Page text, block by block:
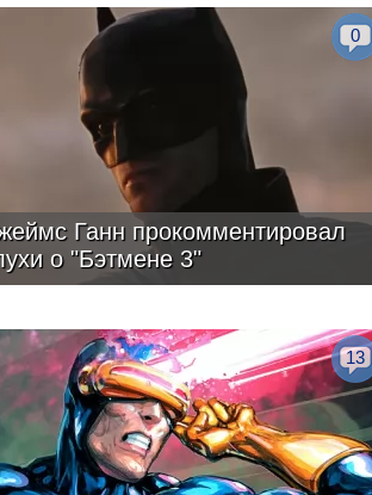
Ганн прокомментировал
о "Бэтмене 3"
0
13